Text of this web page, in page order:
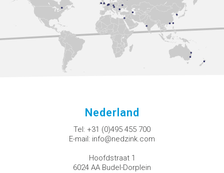
Nederland
Tel: +31 (0)495 455 700
E-mail: info@nedzink.com
Hoofdstraat 1
6024 AA Budel-Dorplein